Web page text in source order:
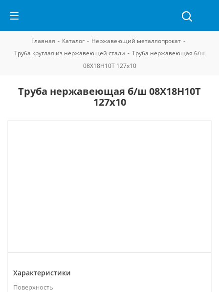
Главная - Каталог - Нержавеющий металлопрокат -
Труба круглая из нержавеющей стали - Труба нержавеющая б/ш
08Х18Н10Т 127х10
Труба нержавеющая б/ш 08Х18Н10Т
127х10
Характеристики
Поверхность